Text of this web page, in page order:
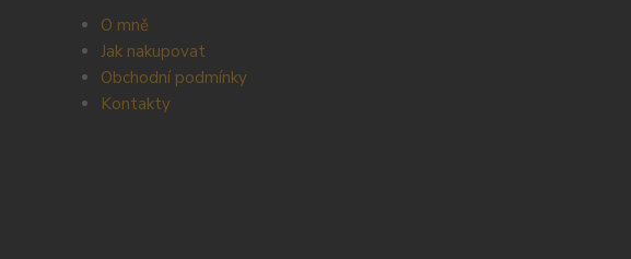
O mně
Jak nakupovat
Obchodní podmínky
Kontakty